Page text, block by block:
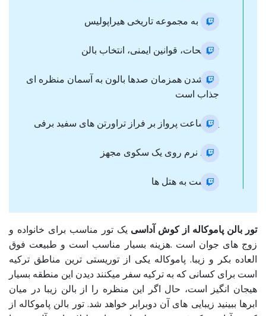
ورود به مجموعه تاریخی هیراپولیس
توضیحات، قوانین ایمنی، انتخاب بالن
بلند شدن همزمان صدها بالون به آسمان منظره ای
جذاب است
یک ساعت پرواز بر فراز تراورتن های سفید برفی
فرود نرم روی یک سکوی مجهز
برگشت به هتل ها
تور بالن پاموکاله از کوش آداسی یک تور مناسب برای خانواده و
زوج های جوان است .هزینه بسیار مناسب است و طبیعت فوق
العاده بکر و زیبا. پاموکاله یکی از توریستی ترین مناطق ترکیه
است برای کسانی که به ترکیه سفر میکنند دیدن این منطقه بسیار
هیجان انگیز است، حال اگر این منظره را از بالن زیبا در میان
ابرها ببینید زیبایی های آن دوبرابر خواهد شد. تور بالن پاموکاله از